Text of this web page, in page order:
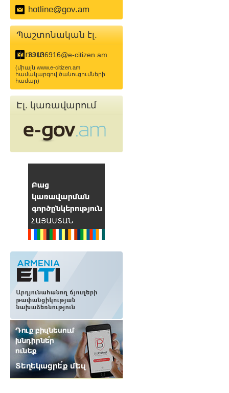
hotline@gov.am
Պաշտոնական էլ.
փոստ
39136916@e-citizen.am
(միայն www.e-citizen.am
համակարգով ծանուցումների
համար)
Էլ. կառավարում